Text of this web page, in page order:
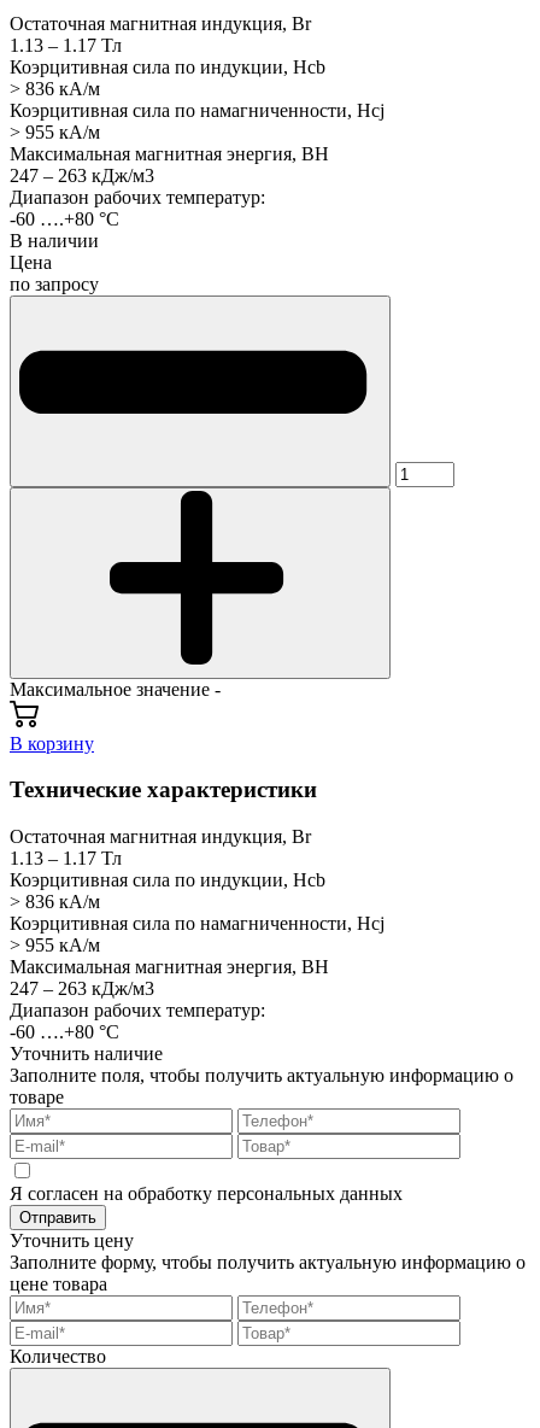
Остаточная магнитная индукция, Br
1.13 – 1.17 Тл
Коэрцитивная сила по индукции, Hcb
> 836 кА/м
Коэрцитивная сила по намагниченности, Hcj
> 955 кА/м
Максимальная магнитная энергия, BH
247 – 263 кДж/м3
Диапазон рабочих температур:
-60 ….+80 °C
В наличии
Цена
по запросу
Максимальное значение -
В корзину
Технические характеристики
Остаточная магнитная индукция, Br
1.13 – 1.17 Тл
Коэрцитивная сила по индукции, Hcb
> 836 кА/м
Коэрцитивная сила по намагниченности, Hcj
> 955 кА/м
Максимальная магнитная энергия, BH
247 – 263 кДж/м3
Диапазон рабочих температур:
-60 ….+80 °C
Уточнить наличие
Заполните поля, чтобы получить актуальную информацию о
товаре
Я согласен на обработку персональных данных
Отправить
Уточнить цену
Заполните форму, чтобы получить актуальную информацию о
цене товара
Количество